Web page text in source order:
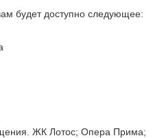
будет доступно следующее:
ЖК Лотос; Опера Прима;